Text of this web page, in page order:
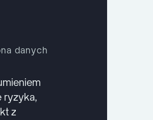
danych
ryzyka,
z